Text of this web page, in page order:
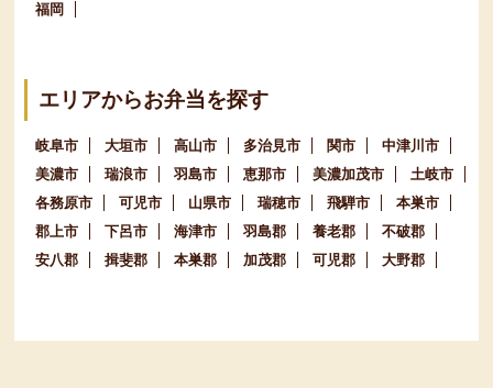
福岡
エリアからお弁当を探す
岐阜市 大垣市 高山市 多治見市 関市
中津川市
美濃市
瑞浪市 羽島市 恵那市 美濃加茂市
土岐市
各務原市
可児市 山県市 瑞穂市 飛騨市
本巣市
郡上市
下呂市 海津市 羽島郡 養老郡
不破郡
安八郡
揖斐郡 本巣郡 加茂郡 可児郡 大野郡